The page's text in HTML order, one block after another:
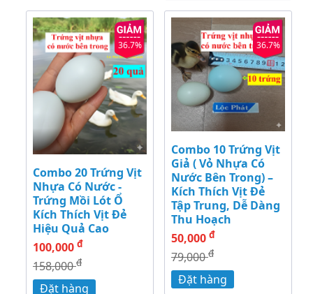
36.7%
Combo 20 Trứng Vịt
Nhựa Có Nước -
Trứng Mồi Lót Ổ
Kích Thích Vịt Đẻ
Hiệu Quả Cao
100,000 đ
158,000đ
Đặt hàng
36.7%
Combo 10 Trứng Vịt
Giả ( Vỏ Nhựa Có
Nước Bên Trong) –
Kích Thích Vịt Đẻ
Tập Trung, Dễ Dàng
Thu Hoạch
50,000 đ
79,000đ
Đặt hàng